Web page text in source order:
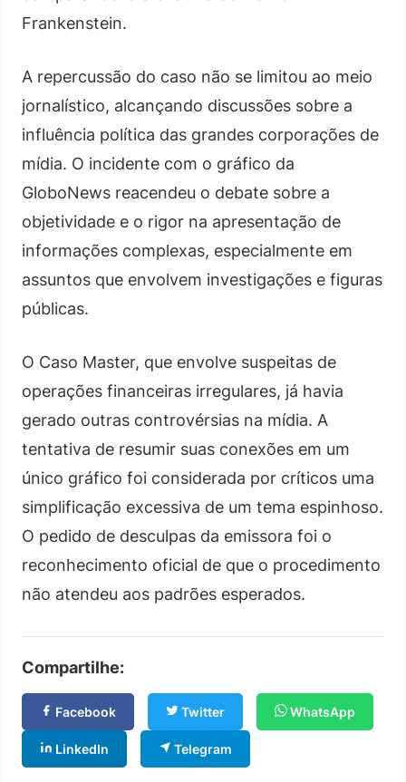
Frankenstein.
A repercussão do caso não se limitou ao meio
jornalístico, alcançando discussões sobre a
influência política das grandes corporações de
mídia. O incidente com o gráfico da
GloboNews reacendeu o debate sobre a
objetividade e o rigor na apresentação de
informações complexas, especialmente em
assuntos que envolvem investigações e figuras
públicas.
O Caso Master, que envolve suspeitas de
operações financeiras irregulares, já havia
gerado outras controvérsias na mídia. A
tentativa de resumir suas conexões em um
único gráfico foi considerada por críticos uma
simplificação excessiva de um tema espinhoso.
O pedido de desculpas da emissora foi o
reconhecimento oficial de que o procedimento
não atendeu aos padrões esperados.
Compartilhe:
Facebook Twitter WhatsApp
LinkedIn Telegram